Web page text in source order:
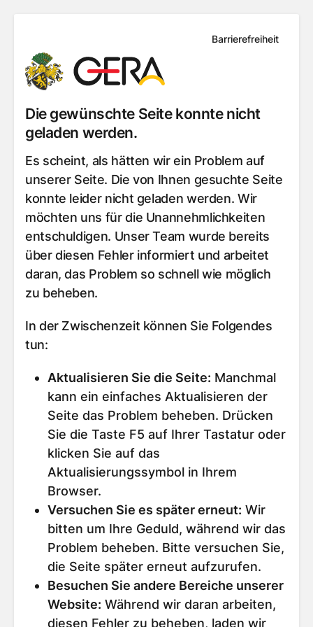
Barrierefreiheit
Die gewünschte Seite konnte nicht
geladen werden.
Es scheint, als hätten wir ein Problem auf
unserer Seite. Die von Ihnen gesuchte Seite
konnte leider nicht geladen werden. Wir
möchten uns für die Unannehmlichkeiten
entschuldigen. Unser Team wurde bereits
über diesen Fehler informiert und arbeitet
daran, das Problem so schnell wie möglich
zu beheben.
In der Zwischenzeit können Sie Folgendes
tun:
Aktualisieren Sie die Seite: Manchmal
kann ein einfaches Aktualisieren der
Seite das Problem beheben. Drücken
Sie die Taste F5 auf Ihrer Tastatur oder
klicken Sie auf das
Aktualisierungssymbol in Ihrem
Browser.
Versuchen Sie es später erneut: Wir
bitten um Ihre Geduld, während wir das
Problem beheben. Bitte versuchen Sie,
die Seite später erneut aufzurufen.
Besuchen Sie andere Bereiche unserer
Website: Während wir daran arbeiten,
diesen Fehler zu beheben, laden wir